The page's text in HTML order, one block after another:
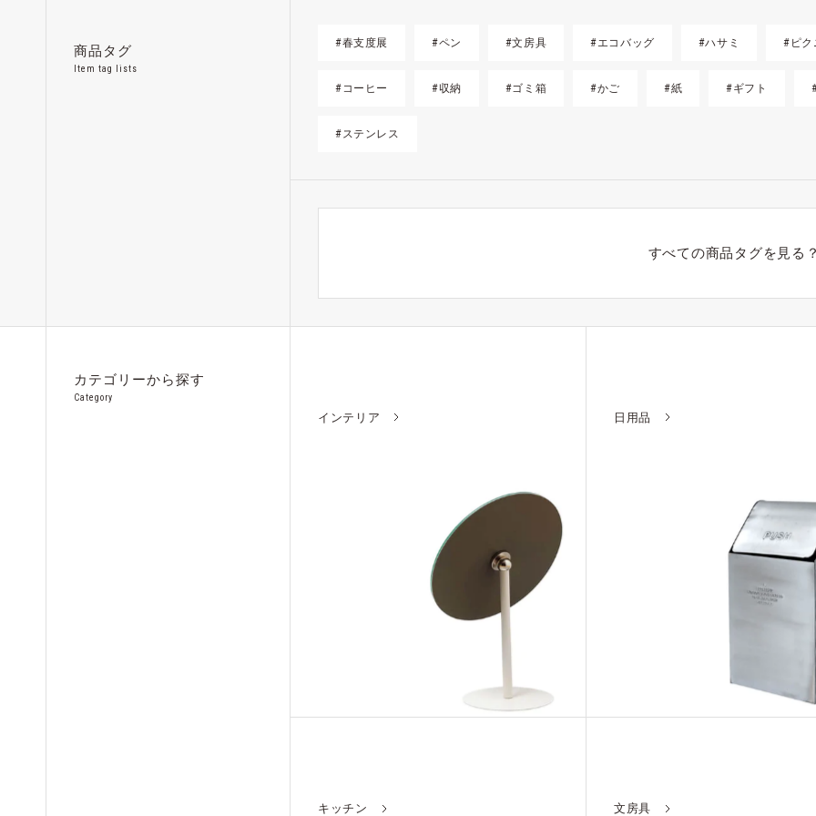
商品タグ
Item tag lists
#春支度展 #ペン #文房具 #エコバッグ #ハサミ #ピク
#コーヒー #収納 #ゴミ箱 #かご #紙 #ギフト
#ステンレス
すべての商品タグを見る
カテゴリーから探す
Category
インテリア 日用品
キッチン 文房具